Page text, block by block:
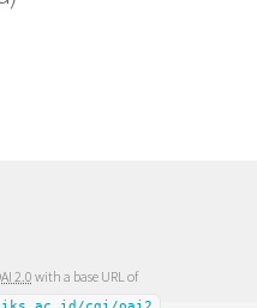
2.0 with a base URL of